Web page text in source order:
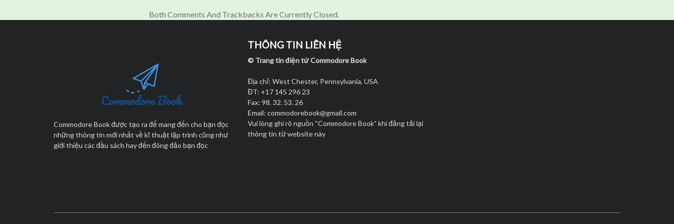
Both Comments And Trackbacks Are Currently Closed.
Commodore Book được tạo ra để mang đến cho bạn đọc
những thông tin mới nhất về kĩ thuật lập trình cũng như
giới thiệu các đầu sách hay đến đông đảo bạn đọc
THÔNG TIN LIÊN HỆ
© Trang tin điện tử Commodore Book
Địa chỉ: West Chester, Pennsylvania, USA
ĐT: +17 145 296 23
Fax: 98. 32. 53. 26
Email: commodorebook@gmail.com
Vui lòng ghi rõ nguồn “Commodore Book” khi đăng tải lại
thông tin từ website này